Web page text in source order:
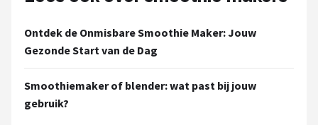
Ontdek de Onmisbare Smoothie Maker: Jouw
Gezonde Start van de Dag
Smoothiemaker of blender: wat past bij jouw
gebruik?